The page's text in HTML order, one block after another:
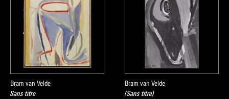
Bram van Velde
Sans titre
Bram van Velde
(Sans titre)